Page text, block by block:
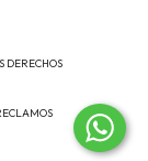
DERECHOS